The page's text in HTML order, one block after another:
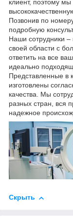
клиент, поэтому
Позвонив по
подробную
Наши сотрудники
своей области с
ответить на все
идеально
Представленные в
изготовлены
качества. Мы
разных стран, вся
надежное
Скрыть